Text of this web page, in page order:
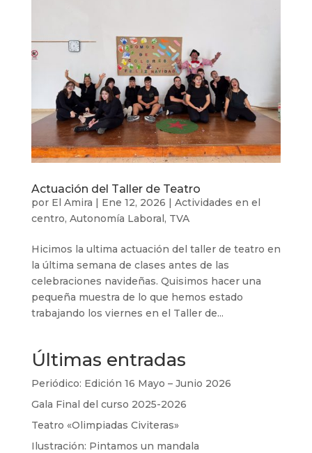
Actuación del Taller de Teatro
por El Amira | Ene 12, 2026 | Actividades en el
centro, Autonomía Laboral, TVA
Hicimos la ultima actuación del taller de teatro en
la última semana de clases antes de las
celebraciones navideñas. Quisimos hacer una
pequeña muestra de lo que hemos estado
trabajando los viernes en el Taller de...
Últimas entradas
Periódico: Edición 16 Mayo – Junio 2026
Gala Final del curso 2025-2026
Teatro «Olimpiadas Civiteras»
Ilustración: Pintamos un mandala